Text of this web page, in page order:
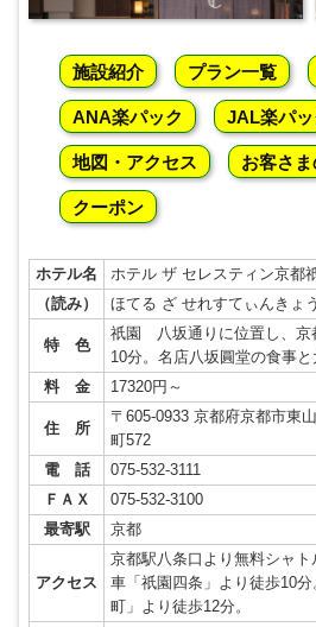
施設紹介 プラン一覧
ANA楽パック JAL楽パッ
地図・アクセス お客さま
クーポン
ホテル名
ホテル ザ セレスティン京都
（読み）
ほてる ざ せれすてぃんきょ
特 色
祇園 八坂通りに位置し、京
10分。名店八坂圓堂の食事と
料 金
17320円～
住 所
〒605-0933 京都府京都市東
町572
電 話
075-532-3111
ＦＡＸ
075-532-3100
最寄駅
京都
アクセス
京都駅八条口より無料シャ
車「祇園四条」より徒歩10
町」より徒歩12分。